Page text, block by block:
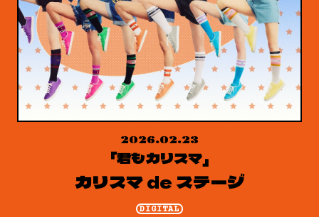
2026.02.23
「君もカリスマ」
カリスマ de ステージ
DIGITAL